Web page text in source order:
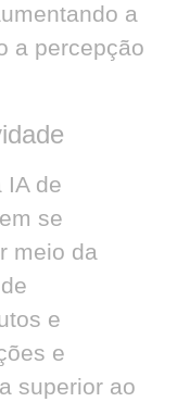
a
a percepção
IA de
se
meio da
e
e
superior ao